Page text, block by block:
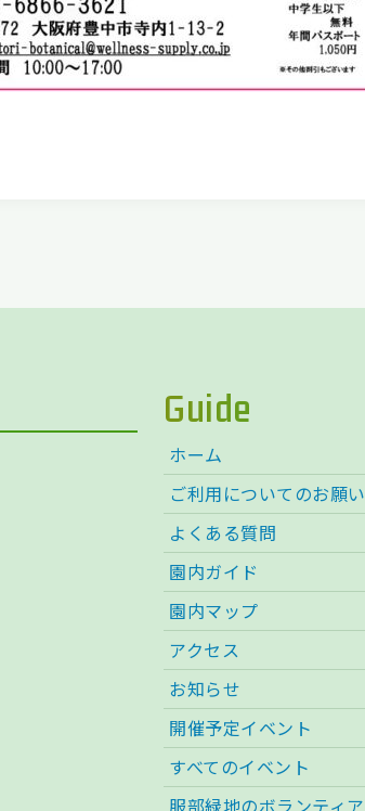
Guide
ホーム
ご利用についてのお願い
よくある質問
園内ガイド
園内マップ
アクセス
お知らせ
開催予定イベント
すべてのイベント
服部緑地のボランティア